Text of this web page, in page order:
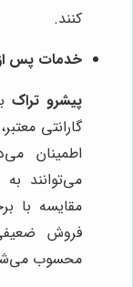
کنند.
خدمات پس
پیشرو تراک
گارانتی
اطمینان
می‌توانند
مقایسه با
فروش
محسوب